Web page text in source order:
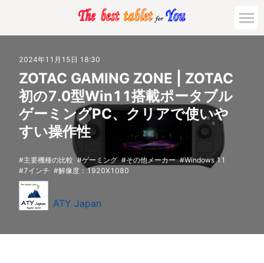
2024年11月15日 18:30
ZOTAC GAMING ZONE | ZOTAC
初の7.0型Win11搭載ポータブル
ゲーミングPC、クリアで使いや
すい操作性
主要機種の比較 ゲーミング その他メーカー
Windows 11
7インチ
解像度：1920X1080
ATY Japan